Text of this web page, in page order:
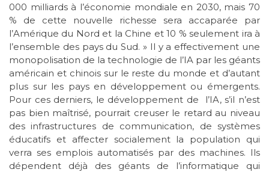
000 milliards à l’économie mondiale en 2030, mais 70
% de cette nouvelle richesse sera accaparée par
l’Amérique du Nord et la Chine et 10 % seulement ira à
l’ensemble des pays du Sud. » Il y a effectivement une
monopolisation de la technologie de l’IA par les géants
américain et chinois sur le reste du monde et d’autant
plus sur les pays en développement ou émergents.
Pour ces derniers, le développement de l’IA, s’il n’est
pas bien maîtrisé, pourrait creuser le retard au niveau
des infrastructures de communication, de systèmes
éducatifs et affecter socialement la population qui
verra ses emplois automatisés par des machines. Ils
dépendent déjà des géants de l’informatique qui